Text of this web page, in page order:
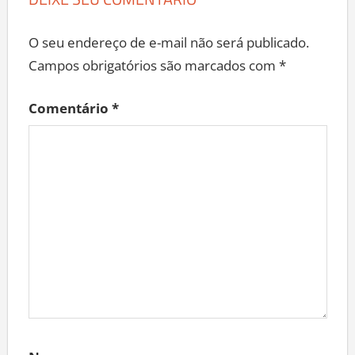
O seu endereço de e-mail não será publicado.
Campos obrigatórios são marcados com *
Comentário *